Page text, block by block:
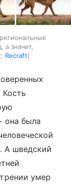
значит,
Recraft
она была
А шведский
умер